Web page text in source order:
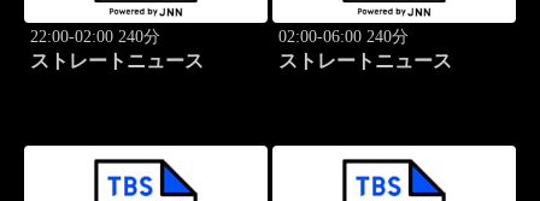
22:00-02:00 240分
ストレートニュース
02:00-06:00 240分
ストレートニュース